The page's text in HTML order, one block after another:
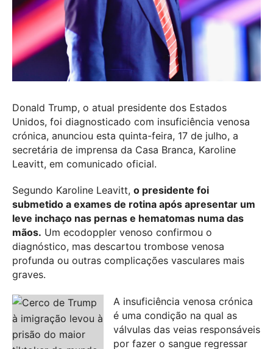
Donald Trump, o atual presidente dos Estados
Unidos, foi diagnosticado com insuficiência venosa
crónica, anunciou esta quinta-feira, 17 de julho, a
secretária de imprensa da Casa Branca, Karoline
Leavitt, em comunicado oficial.
Segundo Karoline Leavitt, o presidente foi
submetido a exames de rotina após apresentar um
leve inchaço nas pernas e hematomas numa das
mãos. Um ecodoppler venoso confirmou o
diagnóstico, mas descartou trombose venosa
profunda ou outras complicações vasculares mais
graves.
A insuficiência venosa crónica
é uma condição na qual as
válvulas das veias responsáveis
por fazer o sangue regressar